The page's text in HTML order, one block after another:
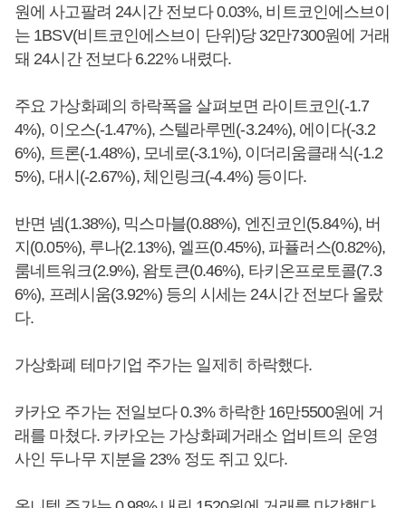
원에 사고팔려 24시간 전보다 0.03%, 비트코인에스브이
는 1BSV(비트코인에스브이 단위)당 32만7300원에 거래
돼 24시간 전보다 6.22% 내렸다.
주요 가상화폐의 하락폭을 살펴보면 라이트코인(-1.7
4%), 이오스(-1.47%), 스텔라루멘(-3.24%), 에이다(-3.2
6%), 트론(-1.48%), 모네로(-3.1%), 이더리움클래식(-1.2
5%), 대시(-2.67%), 체인링크(-4.4%) 등이다.
반면 넴(1.38%), 믹스마블(0.88%), 엔진코인(5.84%), 버
지(0.05%), 루나(2.13%), 엘프(0.45%), 파퓰러스(0.82%),
룸네트워크(2.9%), 왐토큰(0.46%), 타키온프로토콜(7.3
6%), 프레시움(3.92%) 등의 시세는 24시간 전보다 올랐
다.
가상화폐 테마기업 주가는 일제히 하락했다.
카카오 주가는 전일보다 0.3% 하락한 16만5500원에 거
래를 마쳤다. 카카오는 가상화폐거래소 업비트의 운영
사인 두나무 지분을 23% 정도 쥐고 있다.